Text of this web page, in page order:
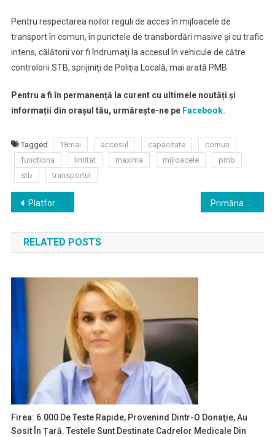
Pentru respectarea noilor reguli de acces în mijloacele de
transport în comun, în punctele de transbordări masive şi cu trafic
intens, călătorii vor fi îndrumaţi la accesul în vehicule de către
controlorii STB, sprijiniţi de Poliţia Locală, mai arată PMB.
Pentru a fi în permanență la curent cu ultimele noutăți și
informații din orașul tău, urmărește-ne peFacebook.
Tagged 18mai accesul capacitate
comun
functiona
limitat maxima mijloacele
pmb
stb
transportul
Navigare
în
articole
Platforma de e-learning realizata de Primaria Capitalei, prin Proedus, va fi accesibila curand tuturor elevilor din Romania Primăria Sectorului 4 lansează o licitaţie pentru furnizarea de viziere; valoare estimată – 5.000.000 de lei
RELATED POSTS
Firea: 6.000 De Teste Rapide, Provenind Dintr-O Donaţie, Au
Sosit În Țară. Testele Sunt Destinate Cadrelor Medicale Din